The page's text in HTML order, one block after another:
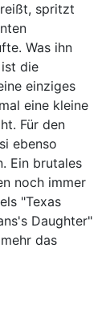
spritzt
Was ihn
die
einziges
eine kleine
Für den
ebenso
Ein brutales
noch immer
"Texas
Daughter"
das